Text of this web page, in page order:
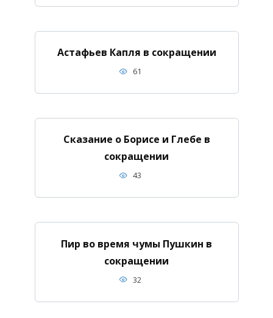
Астафьев Капля в сокращении
61
Сказание о Борисе и Глебе в
сокращении
43
Пир во время чумы Пушкин в
сокращении
32